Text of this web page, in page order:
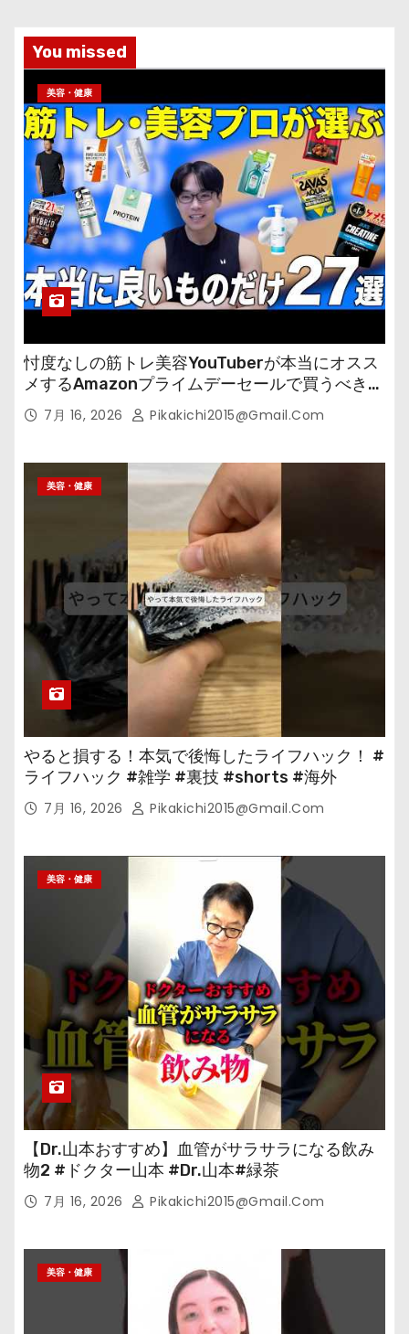
You missed
美容・健康
忖度なしの筋トレ美容YouTuberが本当にオスス
メするAmazonプライムデーセールで買うべきも
の 7月 16, 2026 Pikakichi2015@gmail.com
美容・健康
やると損する！本気で後悔したライフハック！ #
ライフハック #雑学 #裏技 #shorts #海外
7月 16, 2026 Pikakichi2015@gmail.com
美容・健康
【Dr.山本おすすめ】血管がサラサラになる飲み
物2 #ドクター山本 #Dr.山本#緑茶
7月 16, 2026 Pikakichi2015@gmail.com
美容・健康